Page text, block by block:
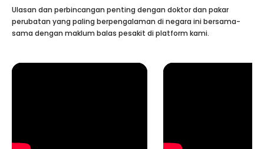
Ulasan dan perbincangan penting dengan doktor dan pakar
perubatan yang paling berpengalaman di negara ini bersama-
sama dengan maklum balas pesakit di platform kami.